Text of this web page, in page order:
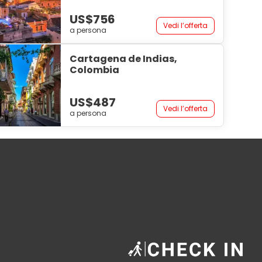
US$756
a persona Vedi l’offerta
Cartagena de Indias,
Colombia
US$487
a persona Vedi l’offerta